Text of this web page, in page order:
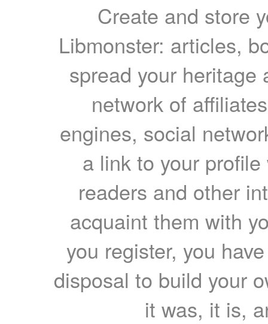
Create and store
Libmonster: articles,
spread your heritage
network of
engines, social
a link to your
readers and other
acquaint them with
you register, you
disposal to build your
it was, it is,